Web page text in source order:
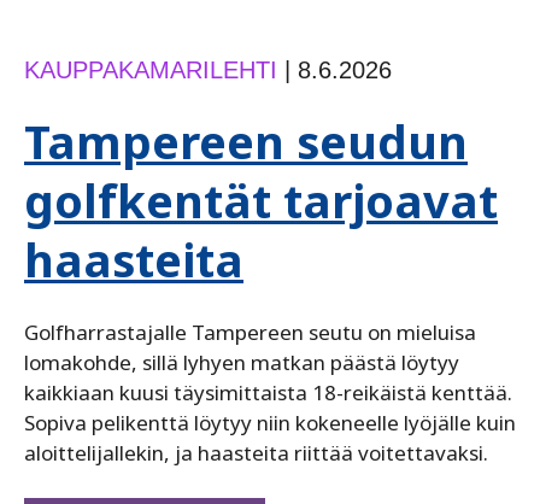
KAUPPAKAMARILEHTI 8.6.2026
Tampereen seudun
golfkentät tarjoavat
haasteita
Golfharrastajalle Tampereen seutu on mieluisa
lomakohde, sillä lyhyen matkan päästä löytyy
kaikkiaan kuusi täysimittaista 18-reikäistä kenttää.
Sopiva pelikenttä löytyy niin kokeneelle lyöjälle kuin
aloittelijallekin, ja haasteita riittää voitettavaksi.